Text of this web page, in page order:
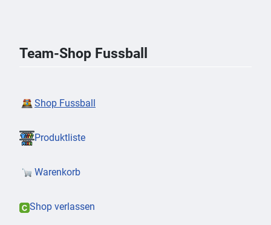
Team-Shop Fussball
Shop Fussball
Produktliste
Warenkorb
Shop verlassen